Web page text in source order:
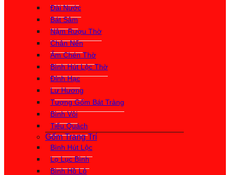
Đài Nước
Bát Sâm
Nậm Rượu Thờ
Chân Nến
Ấm Chén Thờ
Bình Hút Lộc Thờ
Đỉnh Hạc
Lư Hương
Tượng Gốm Bát Tràng
Bình Vôi
Tiểu Quách
Gốm Trang Trí
Bình Hút Lộc
Lọ Lục Bình
Bình Hồ Lô